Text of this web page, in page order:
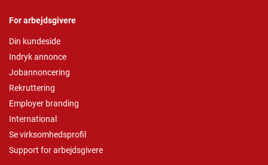
For arbejdsgivere
Din kundeside
Indryk annonce
Jobannoncering
Rekruttering
Employer branding
International
Se virksomhedsprofil
Support for arbejdsgivere